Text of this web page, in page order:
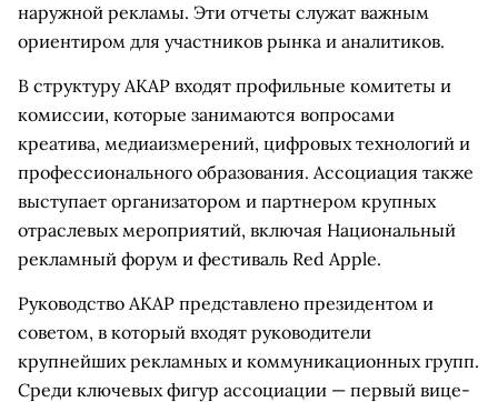
наружной рекламы. Эти отчеты служат важным
ориентиром для участников рынка и аналитиков.
В структуру АКАР входят профильные комитеты и
комиссии, которые занимаются вопросами
креатива, медиаизмерений, цифровых технологий и
профессионального образования. Ассоциация также
выступает организатором и партнером крупных
отраслевых мероприятий, включая Национальный
рекламный форум и фестиваль Red Apple.
Руководство АКАР представлено президентом и
советом, в который входят руководители
крупнейших рекламных и коммуникационных групп.
Среди ключевых фигур ассоциации — первый вице-